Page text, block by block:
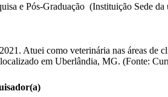
e Pós-Graduação (Instituição Sede da
Atuei como veterinária nas áreas
em Uberlândia, MG. (Fonte: